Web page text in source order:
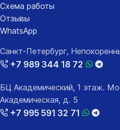
Схема работы
Отзывы
WhatsApp
Санкт-Петербург,
+7 989 344 18 72
БЦ Академический, 1 этаж.
Академическая, д. 5
+7 995 591 32 71